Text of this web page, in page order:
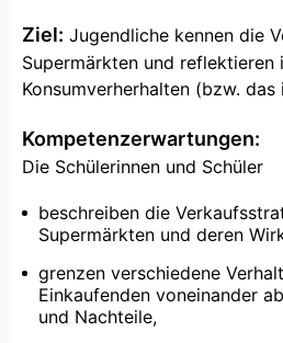
Ziel: Jugendliche kennen die
Supermärkten und reflektieren
Konsumverherhalten (bzw. das
Kompetenzerwartungen:
Die Schülerinnen und Schüler
beschreiben die
Supermärkten und deren
grenzen verschiedene
Einkaufenden voneinander
und Nachteile,